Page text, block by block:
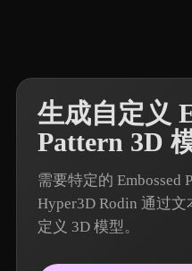
生成自定义
Pattern 3D
需要特定的 Embossed
Hyper3D Rodin 通过
定义 3D 模型。